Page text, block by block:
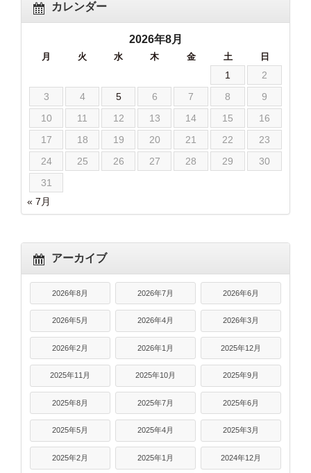
カレンダー
2026年8月
月 火 水 木 金 土 日
1
2
3
4 5 6 7 8
9
10
11 12 13 14 15
16
17
18 19 20 21 22
23
24
25 26 27 28 29
30
31
« 7月
アーカイブ
2026年8月 2026年7月 2026年6月
2026年5月 2026年4月 2026年3月
2026年2月 2026年1月 2025年12月
2025年11月 2025年10月 2025年9月
2025年8月 2025年7月 2025年6月
2025年5月 2025年4月 2025年3月
2025年2月 2025年1月 2024年12月